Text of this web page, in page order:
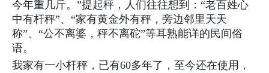
今年重几斤。”提起秤，人们往往想到：“老百姓心
中有杆秤”、“家有黄金外有秤，旁边邻里天天
称”、“公不离婆，秤不离砣”等耳熟能详的民间俗
语。
我家有一小杆秤，已有60多年了，至今还在使用，